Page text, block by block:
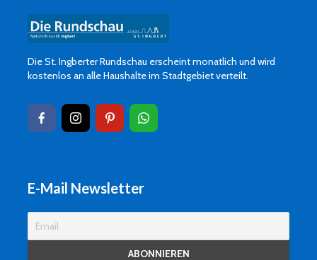
Die St. Ingberter Rundschau erscheint monatlich und wird
kostenlos an alle Haushalte im Stadtgebiet verteilt.
E-Mail Newsletter